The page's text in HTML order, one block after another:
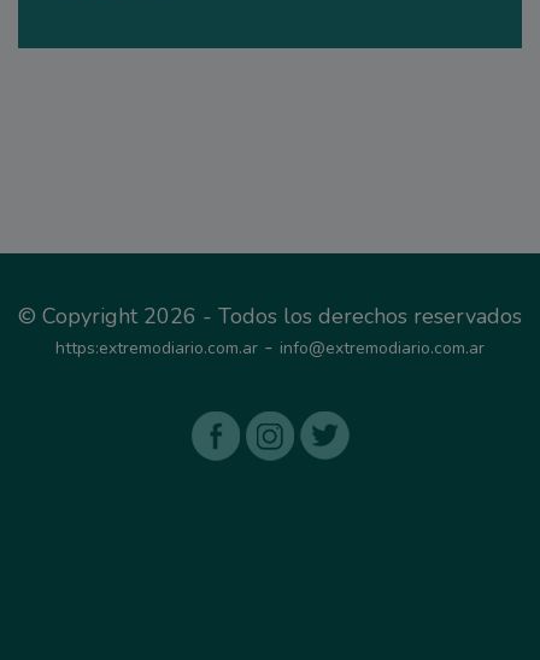
© Copyright 2026 - Todos los derechos reservados
https:extremodiario.com.ar - info@extremodiario.com.ar